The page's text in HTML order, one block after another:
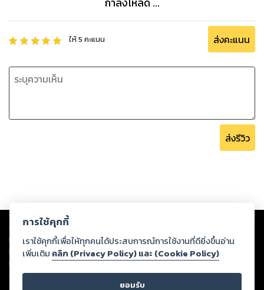
ให้5 คะแนน ส่งคะแนน
ส่งรีวิว
Copyright © 2026
ต่อผลงานหรือเนื้อหาใดที่อัปโหลดผ่านเว็บไซต์และปรากฏว่าละเมิดสิทธิใน
ทรัพย์สินทางปัญญาของบุคคลอื่นหรือขัดต่อกฎหมายและศีลธรรม ดังนั้น ผู้อ่าน
ทุกท่านโปรดใช้วิจารณญาณในการกลั่นกรองด้วยตนเอง และหากท่านพบว่าส่วน
หนึ่งส่วนใดขัดต่อกฎหมายและศีลธรรม กรุณาแจ้งมายังบริษัท เพื่อทีมงานจะได้
ดำเนินการในทันที ทั้งนี้ ทางสตอรี่ล็อกขอสงวนลิขสิทธิ์ตามพระราชบัญญัติ
ลิขสิทธิ์ พ.ศ. 2537 (ฉบับล่าสุด)
การใช้คุกกี้
เราใช้คุกกี้เพื่อให้ทุกคนได้ประสบการณ์การใช้งานที่ดียิ่งขึ้นอ่าน
เพิ่มเติม คลิก (Privacy Policy) และ (Cookie Policy)
ยอมรับ